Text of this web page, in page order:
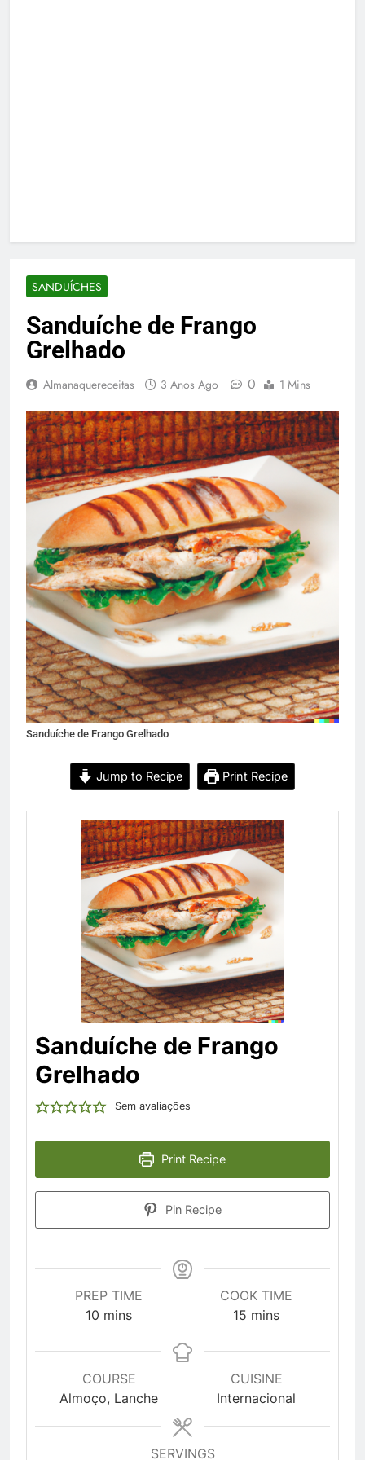
SANDUÍCHES
Sanduíche de Frango
Grelhado
Almanaquereceitas 3 Anos Ago 0 1 Mins
Sanduíche de Frango Grelhado
Jump to Recipe Print Recipe
Sanduíche de Frango
Grelhado
Sem avaliações
Print Recipe
Pin Recipe
PREP TIME
10 minutes
mins
COOK TIME
15 minutes
mins
COURSE
Almoço, Lanche
CUISINE
Internacional
SERVINGS